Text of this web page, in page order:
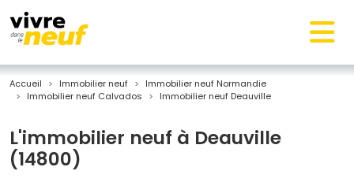
Accueil Immobilier neuf
Immobilier neuf Normandie
Immobilier neuf Calvados
Immobilier neuf Deauville
L'immobilier neuf à Deauville
(14800)